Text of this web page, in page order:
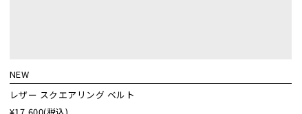
NEW
レザー スクエアリング ベルト